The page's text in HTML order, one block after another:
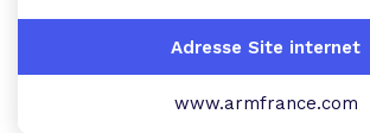
www.armfrance.com